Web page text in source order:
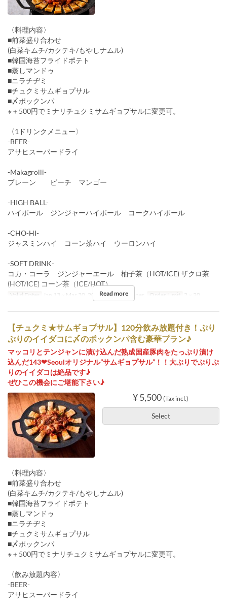
〈料理内容〉
■前菜盛り合わせ
(白菜キムチ/カクテキ/もやしナムル)
■韓国海苔フライドポテト
■蒸しマンドゥ
■ニラチヂミ
■チュクミサムギョプサル
■〆ポックンパ
※＋500円でミナリチュクミサムギョプサルに変更可。
〈1ドリンクメニュー〉
-BEER-
アサヒスーパードライ
-Makagrolli-
プレーン ピーチ マンゴー
-HIGH BALL-
ハイボール ジンジャーハイボール コークハイボール
-CHO-HI-
ジャスミンハイ コーン茶ハイ ウーロンハイ
-SOFT DRINK-
コカ・コーラ ジンジャーエール 柚子茶（HOT/ICE) ザクロ茶
(HOT/ICE) コーン茶（ICE/HOT）
Valid Dates Jan 13 ~ Mar 30, 2027 Meals Dinner Order Limit 2 ~ 20
Read more
【チュクミ★サムギョプサル】120分飲み放題付き！ぷり
ぷりのイイダコに〆のポックンパ含む豪華プラン♪
マッコリとテンジャンに漬け込んだ熟成国産豚肉をたっぷり漬け
込んだ143❤Seoulオリジナル”サムギョプサル”！！大ぶりでぷりぷ
りのイイダコは絶品です♪
ぜひこの機会にご堪能下さい♪
¥ 5,500 (Tax incl.)
Select
〈料理内容〉
■前菜盛り合わせ
(白菜キムチ/カクテキ/もやしナムル)
■韓国海苔フライドポテト
■蒸しマンドゥ
■ニラチヂミ
■チュクミサムギョプサル
■〆ポックンパ
※＋500円でミナリチュクミサムギョプサルに変更可。
〈飲み放題内容〉
-BEER-
アサヒスーパードライ